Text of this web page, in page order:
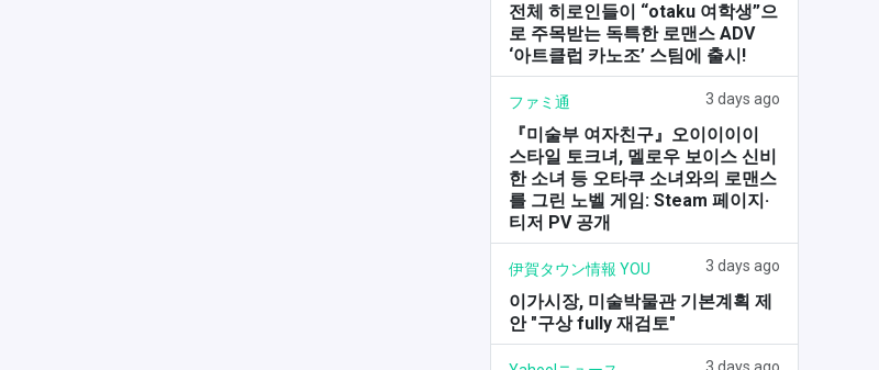
전체 히로인들이 “otaku 여학생”으
로 주목받는 독특한 로맨스 ADV
‘아트클럽 카노조’ 스팀에 출시!
ファミ通 3 days ago
『미술부 여자친구』오이이이이
스타일 토크녀, 멜로우 보이스 신비
한 소녀 등 오타쿠 소녀와의 로맨스
를 그린 노벨 게임: Steam 페이지·
티저 PV 공개
伊賀タウン情報 YOU 3 days ago
이가시장, 미술박물관 기본계획 제
안 "구상 fully 재검토"